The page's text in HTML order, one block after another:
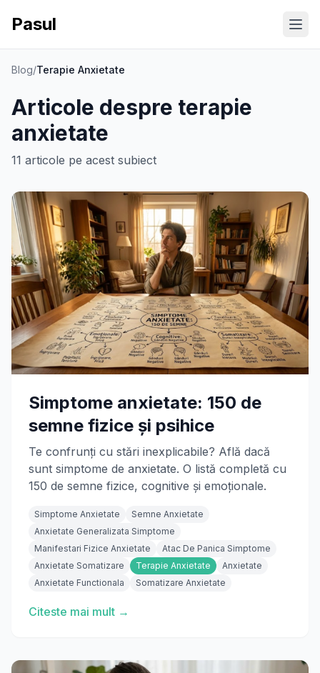
Pasul
Blog/Terapie Anxietate
Articole despre terapie
anxietate
11 articole pe acest subiect
Simptome anxietate: 150 de
semne fizice și psihice
Te confrunți cu stări inexplicabile? Află dacă
sunt simptome de anxietate. O listă completă cu
150 de semne fizice, cognitive și emoționale.
Simptome Anxietate
Semne Anxietate
Anxietate Generalizata Simptome
Manifestari Fizice Anxietate
Atac De Panica Simptome
Anxietate Somatizare
Terapie Anxietate
Anxietate
Anxietate Functionala
Somatizare Anxietate
Citeste mai mult →